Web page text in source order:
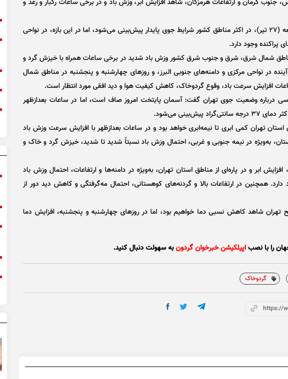
جنوب کرمان و ارتفاعات هرمزگان، شاهد افزایش ابر، وزش باد و در برخی ساعات رگبار و رعد و
وی افزود: از روز چهارشنبه (۲۵ تیر) تا جمعه (۲۷ تیر)، در اکثر مناطق کشور شرایط جوی پایدار پیش‌بینی می‌شود، اما در این بازه، در نواحی
پراکنده وجود دارد.
مناطق شمال شرق، شرق و جنوب شرق کشور وزش باد شدید در برخی ساعات همراه با خیزش گرد و
در نواحی مرکزی و دامنه‌های جنوبی البرز، و روز‌های چهارشنبه و پنجشنبه در مناطق شمال
افزایش سرعت باد، وقوع گردوخاک، کاهش کیفیت هوا و دید افقی مورد انتظار است.
درباره وضعیت جوی تهران گفت: آسمان پایتخت امروز صاف است، اما در ساعات بعدازظهر
تهران کمی ابری تا نیمه‌ابری خواهد بود و در ساعات بعدازظهر با افزایش سرعت وزش باد
به‌ویژه در نیمه جنوبی و غربی، احتمال وزش باد نسبتاً شدید تا شدید، خیزش گرد و خاک و
ابر و در پاره‌ای از مناطق استان تهران، به‌ویژه در دامنه‌ها و ارتفاعات، احتمال وزش باد
همچنین در ارتفاعات بالا و گردنه‌های کوهستانی، احتمال مه‌گرفتگی و کاهش دید دور از
تهران شاهد کاهش نسبی دما خواهیم بود، اما در روز‌های چهارشنبه و پنجشنبه، افزایش دما
را با نصباپیلکیشن خبرخوان گردونبه سهولت دنبال کنید.
گردوخاک
https://